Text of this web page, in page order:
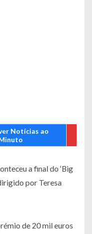
Notícias ao
a final do ‘Big
por Teresa
de 20 mil euros